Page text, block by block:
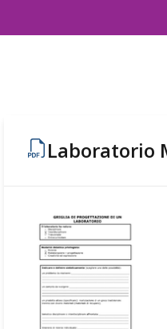
Laboratorio